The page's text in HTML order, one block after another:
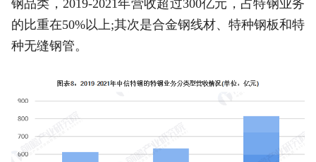
钢品类，2019-2021年营收超过300亿元，占特钢业务
的比重在50%以上;其次是合金钢线材、特种钢板和特
种无缝钢管。